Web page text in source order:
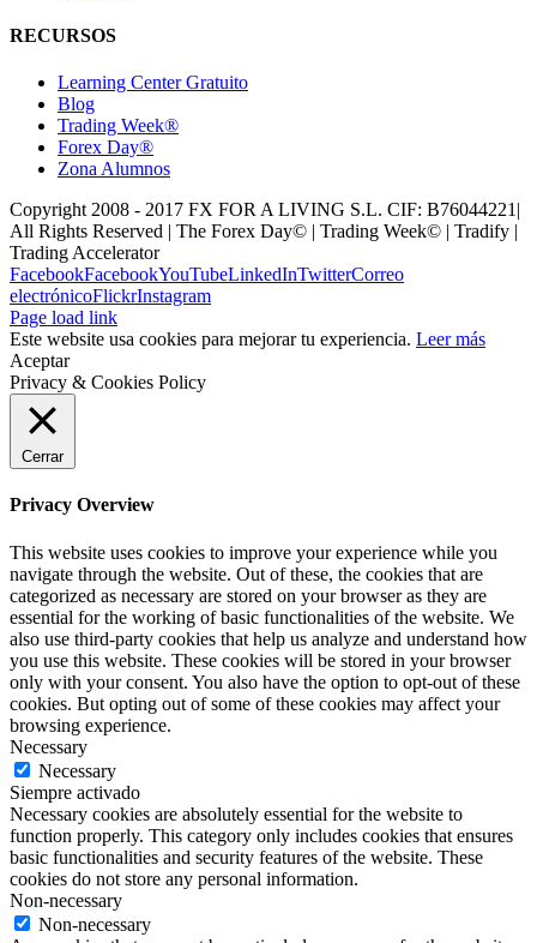
RECURSOS
Learning Center Gratuito
Blog
Trading Week®
Forex Day®
Zona Alumnos
Copyright 2008 - 2017 FX FOR A LIVING S.L. CIF: B76044221|
All Rights Reserved | The Forex Day© | Trading Week© | Tradify |
Trading Accelerator
FacebookFacebookYouTubeLinkedInTwitterCorreo
electrónicoFlickrInstagram
Page load link
Este website usa cookies para mejorar tu experiencia. Leer más
Aceptar
Privacy & Cookies Policy
Cerrar
Privacy Overview
This website uses cookies to improve your experience while you
navigate through the website. Out of these, the cookies that are
categorized as necessary are stored on your browser as they are
essential for the working of basic functionalities of the website. We
also use third-party cookies that help us analyze and understand how
you use this website. These cookies will be stored in your browser
only with your consent. You also have the option to opt-out of these
cookies. But opting out of some of these cookies may affect your
browsing experience.
Necessary
Necessary
Siempre activado
Necessary cookies are absolutely essential for the website to
function properly. This category only includes cookies that ensures
basic functionalities and security features of the website. These
cookies do not store any personal information.
Non-necessary
Non-necessary